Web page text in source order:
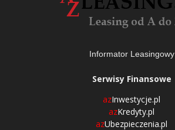
Informator Leasingowy
Serwisy Finansowe
azInwestycje.pl
azKredyty.pl
azUbezpieczenia.pl